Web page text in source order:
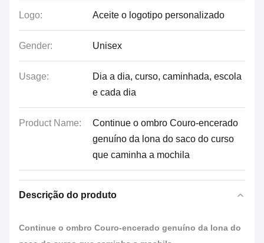
Logo: Aceite o logotipo personalizado
Gender: Unisex
Usage:
Dia a dia, curso, caminhada, escola
e cada dia
Product Name:
Continue o ombro Couro-encerado
genuíno da lona do saco do curso
que caminha a mochila
Descrição do produto
Continue o ombro Couro-encerado genuíno da lona do